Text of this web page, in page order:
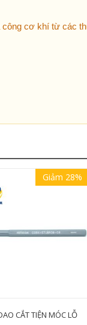
công cơ khí từ các
Giảm 28%
CẮT TIỆN MÓC LỖ